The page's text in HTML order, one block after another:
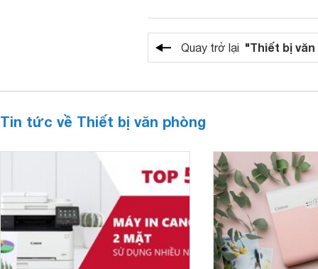
Quay trở lại "Thiết bị
Tin tức về Thiết bị văn phòng